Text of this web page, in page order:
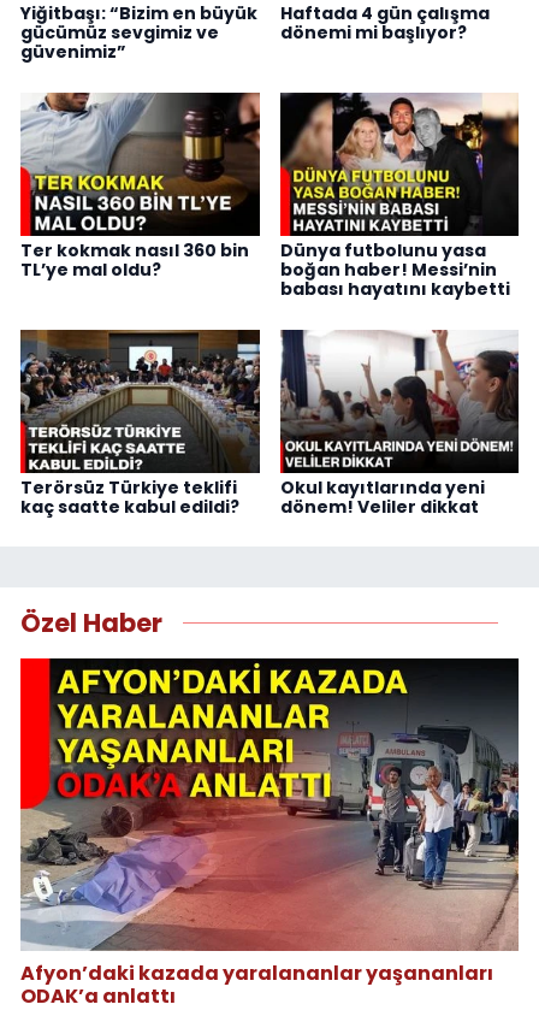
Yiğitbaşı: “Bizim en büyük
gücümüz sevgimiz ve
güvenimiz”
Haftada 4 gün çalışma
dönemi mi başlıyor?
Ter kokmak nasıl 360 bin
TL’ye mal oldu?
Dünya futbolunu yasa
boğan haber! Messi’nin
babası hayatını kaybetti
Terörsüz Türkiye teklifi
kaç saatte kabul edildi?
Okul kayıtlarında yeni
dönem! Veliler dikkat
Özel Haber
Afyon’daki kazada yaralananlar yaşananları
ODAK’a anlattı